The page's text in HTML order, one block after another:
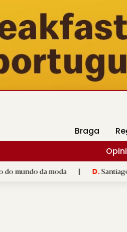
DMtv
Braga
da moda | D.Santiago de